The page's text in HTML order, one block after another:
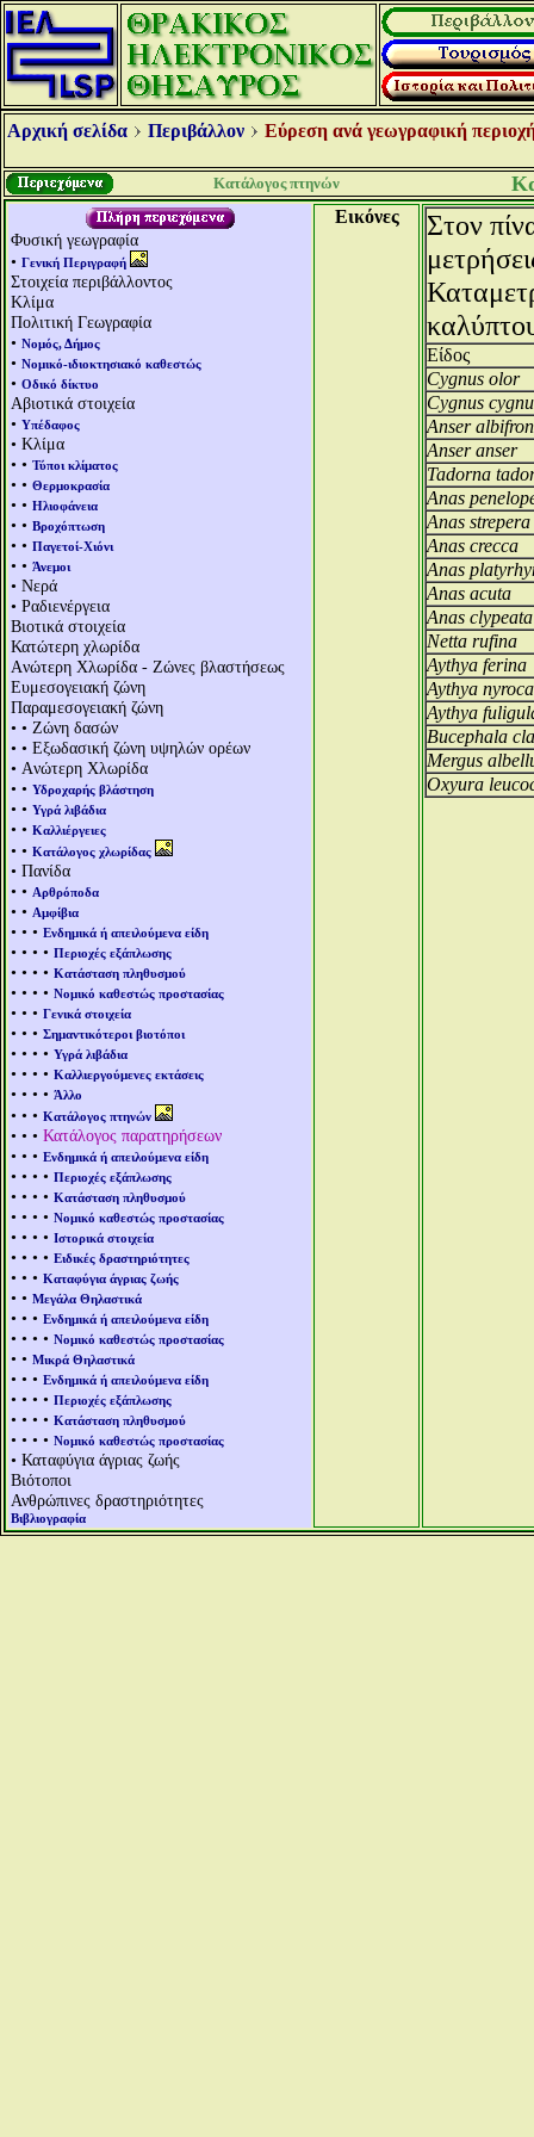
Αρχική σελίδα Περιβάλλον Εύρεση ανά γεωγραφική
Κατάλογος πτηνών
Φυσική γεωγραφία
• Γενική Περιγραφή
Στοιχεία περιβάλλοντος
Κλίμα
Πολιτική Γεωγραφία
• Νομός, Δήμος
• Νομικό-ιδιοκτησιακό καθεστώς
• Οδικό δίκτυο
Αβιοτικά στοιχεία
• Υπέδαφος
• Κλίμα
• • Τύποι κλίματος
• • Θερμοκρασία
• • Ηλιοφάνεια
• • Βροχόπτωση
• • Παγετοί-Χιόνι
• • Άνεμοι
• Νερά
• Ραδιενέργεια
Βιοτικά στοιχεία
Κατώτερη χλωρίδα
Aνώτερη Χλωρίδα - Ζώνες βλαστήσεως
Ευμεσογειακή ζώνη
Παραμεσογειακή ζώνη
• • Ζώνη δασών
• • Εξωδασική ζώνη υψηλών ορέων
• Aνώτερη Χλωρίδα
• • Υδροχαρής βλάστηση
• • Υγρά λιβάδια
• • Καλλιέργειες
• • Κατάλογος χλωρίδας
• Πανίδα
• • Αρθρόποδα
• • Αμφίβια
• • • Ενδημικά ή απειλούμενα είδη
• • • • Περιοχές εξάπλωσης
• • • • Κατάσταση πληθυσμού
• • • • Νομικό καθεστώς προστασίας
• • • Γενικά στοιχεία
• • • Σημαντικότεροι βιοτόποι
• • • • Υγρά λιβάδια
• • • • Καλλιεργούμενες εκτάσεις
• • • • Άλλο
• • • Κατάλογος πτηνών
• • • Κατάλογος παρατηρήσεων
• • • Ενδημικά ή απειλούμενα είδη
• • • • Περιοχές εξάπλωσης
• • • • Κατάσταση πληθυσμού
• • • • Νομικό καθεστώς προστασίας
• • • • Ιστορικά στοιχεία
• • • • Ειδικές δραστηριότητες
• • • Καταφύγια άγριας ζωής
• • Μεγάλα Θηλαστικά
• • • Ενδημικά ή απειλούμενα είδη
• • • • Νομικό καθεστώς προστασίας
• • Μικρά Θηλαστικά
• • • Ενδημικά ή απειλούμενα είδη
• • • • Περιοχές εξάπλωσης
• • • • Κατάσταση πληθυσμού
• • • • Νομικό καθεστώς προστασίας
• Καταφύγια άγριας ζωής
Βιότοποι
Ανθρώπινες δραστηριότητες
Βιβλιογραφία
Εικόνες
Στον
Είδος
Cygnus olor
Cygnus
Anser
Anser anser
Tadorna
Anas
Anas strepera
Anas crecca
Anas
Anas acuta
Anas clypeata
Netta rufina
Aythya ferina
Aythya nyroca
Aythya
Bucephala
Mergus
Oxyura